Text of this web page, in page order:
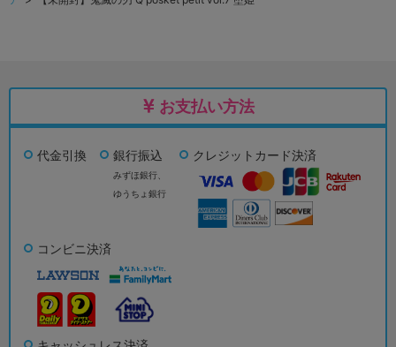
お支払い方法
代金引換 銀行振込
みずほ銀行、
ゆうちょ銀行
クレジットカード決済
コンビニ決済